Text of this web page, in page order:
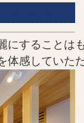
にすることは
体感していた